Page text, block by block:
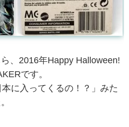
、2016年Happy Halloween!
です。
に入ってくるの！？」みた